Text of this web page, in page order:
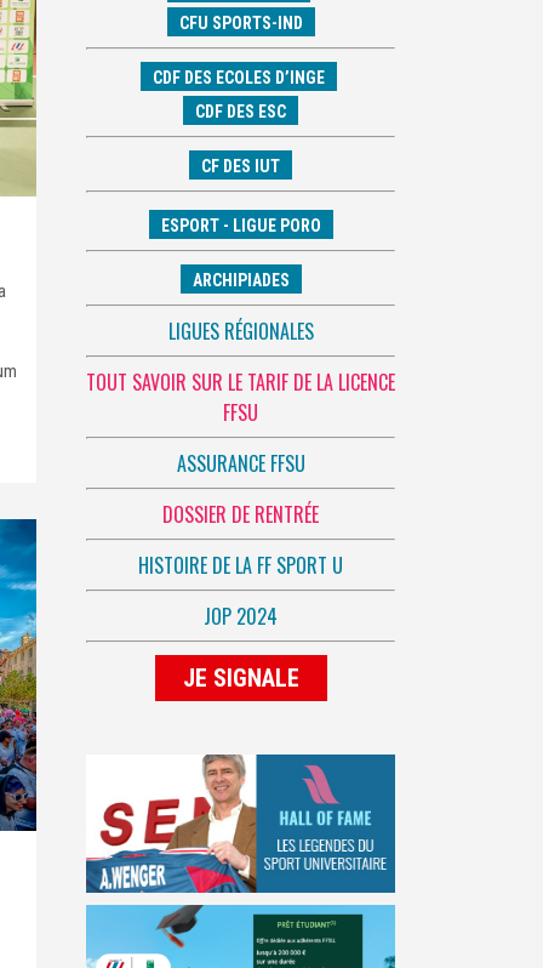
CFU SPORTS-IND
CDF DES ECOLES D’INGE
CDF DES ESC
CF DES IUT
ESPORT - LIGUE PORO
ARCHIPIADES
LIGUES RÉGIONALES
TOUT SAVOIR SUR LE TARIF DE LA LICENCE
FFSU
ASSURANCE FFSU
DOSSIER DE RENTRÉE
HISTOIRE DE LA FF SPORT U
JOP 2024
JE SIGNALE